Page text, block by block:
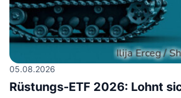
05.08.2026
Rüstungs-ETF 2026: Lohnt